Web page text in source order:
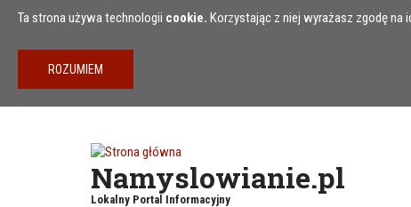
Przejdź do treści
Ta strona używa technologii cookie. Korzystając z niej wyrażasz zgodę na
Namyslowianie.pl
Lokalny Portal Informacyjny